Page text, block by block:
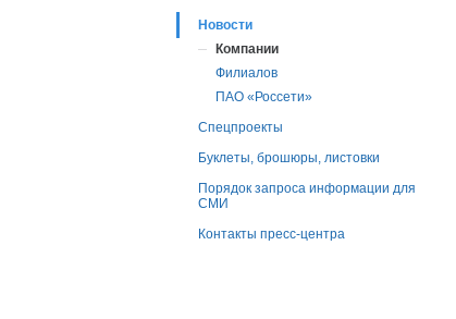
Новости
Компании
Филиалов
ПАО «Россети»
Спецпроекты
Буклеты, брошюры, листовки
Порядок запроса информации для
СМИ
Контакты пресс-центра